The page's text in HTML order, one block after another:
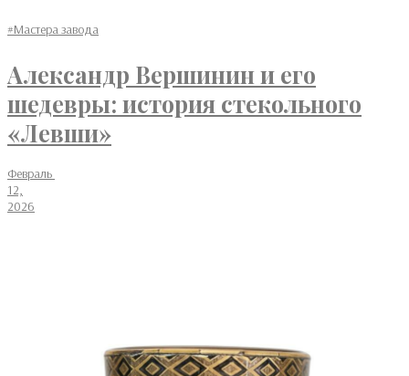
#Мастера завода
Александр Вершинин и его
шедевры: история стекольного
«Левши»
Февраль
12,
2026